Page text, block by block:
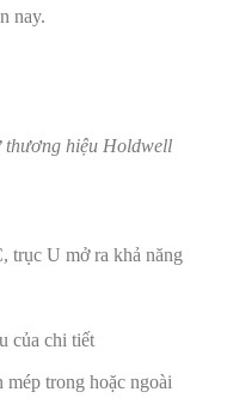
nay.
hiệu Holdwell
trục U mở ra khả năng
của chi tiết
trong hoặc ngoài